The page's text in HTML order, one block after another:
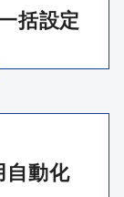
括設定
自動化